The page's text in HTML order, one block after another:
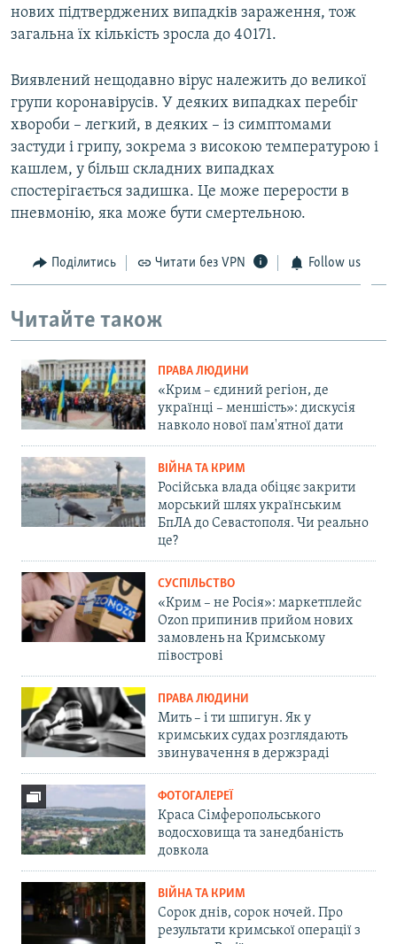
нових підтверджених випадків зараження, тож
загальна їх кількість зросла до 40171.
Виявлений нещодавно вірус належить до великої
групи коронавірусів. У деяких випадках перебіг
хвороби – легкий, в деяких – із симптомами
застуди і грипу, зокрема з високою температурою і
кашлем, у більш складних випадках
спостерігається задишка. Це може перерости в
пневмонію, яка може бути смертельною.
Поділитись Читати без VPN Follow us
Читайте також
ПРАВА ЛЮДИНИ
«Крим – єдиний регіон, де
українці – меншість»: дискусія
навколо нової пам'ятної дати
ВІЙНА ТА КРИМ
Російська влада обіцяє закрити
морський шлях українським
БпЛА до Севастополя. Чи реально
це?
СУСПІЛЬСТВО
«Крим – не Росія»: маркетплейс
Ozon припинив прийом нових
замовлень на Кримському
півострові
ПРАВА ЛЮДИНИ
Мить – і ти шпигун. Як у
кримських судах розглядають
звинувачення в держзраді
ФОТОГАЛЕРЕЇ
Краса Сімферопольського
водосховища та занедбаність
довкола
ВІЙНА ТА КРИМ
Сорок днів, сорок ночей. Про
результати кримської операції з